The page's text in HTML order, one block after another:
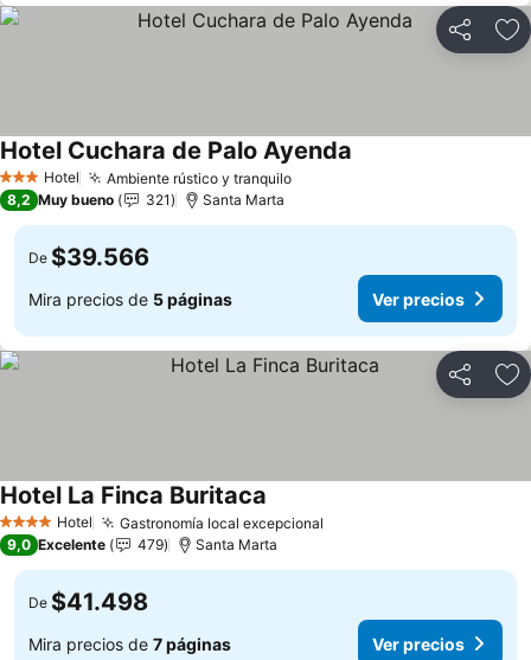
Compartir
3 Estrellas
Hotel Ambiente rústico y tranquilo
Hotel Cuchara de Palo Ayenda
8,2 Muy bueno 321 Santa Marta
De $39.566
Mira precios de 5 páginas Ver precios
Compartir
4 EstrellasHotel Gastronomía local excepcional
Hotel La Finca Buritaca
9,0 Excelente 479 Santa Marta
De $41.498
Mira precios de 7 páginas Ver precios